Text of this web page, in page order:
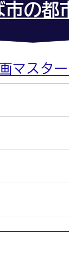
市の都
マスタ